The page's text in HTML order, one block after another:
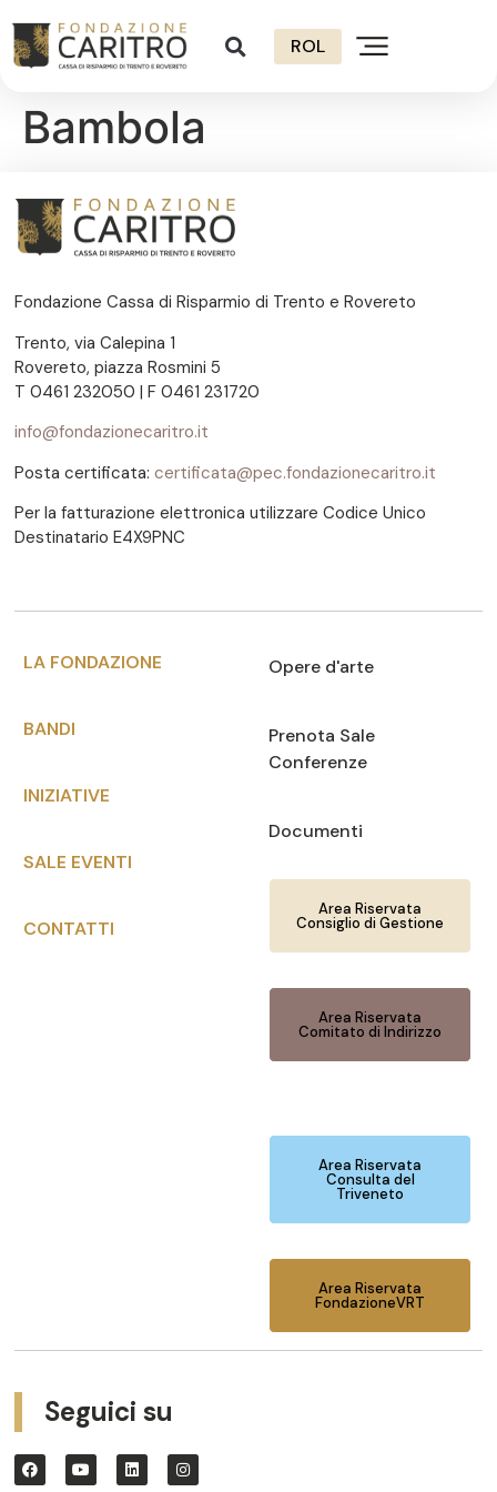
ROL
Bambola
Fondazione Cassa di Risparmio di Trento e Rovereto
Trento, via Calepina 1
Rovereto, piazza Rosmini 5
T 0461 232050 | F 0461 231720
info@fondazionecaritro.it
Posta certificata: certificata@pec.fondazionecaritro.it
Per la fatturazione elettronica utilizzare Codice Unico
Destinatario E4X9PNC
LA FONDAZIONE
BANDI
INIZIATIVE
SALE EVENTI
CONTATTI
Opere d'arte
Prenota Sale
Conferenze
Documenti
Area Riservata
Consiglio di Gestione
Area Riservata
Comitato di Indirizzo
Area Riservata
Consulta del
Triveneto
Area Riservata
FondazioneVRT
Seguici su